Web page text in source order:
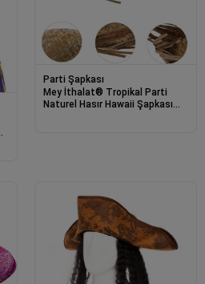
Parti Şapkası
Mey İthalat® Tropikal Parti
Naturel Hasır Hawaii Şapkası